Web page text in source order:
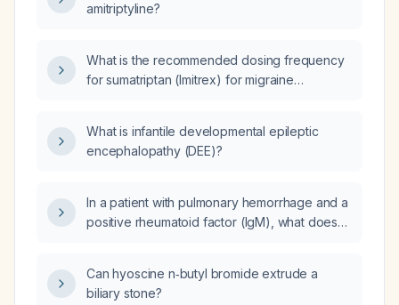
amitriptyline?
What is the recommended dosing frequency
for sumatriptan (Imitrex) for migraine
What is infantile developmental epileptic
encephalopathy (DEE)?
In a patient with pulmonary hemorrhage and a
positive rheumatoid factor (IgM), what does
Can hyoscine n‑butyl bromide extrude a
biliary stone?